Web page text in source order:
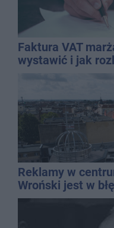
Faktura VAT
wystawić i jak
Reklamy w
Wroński jest w